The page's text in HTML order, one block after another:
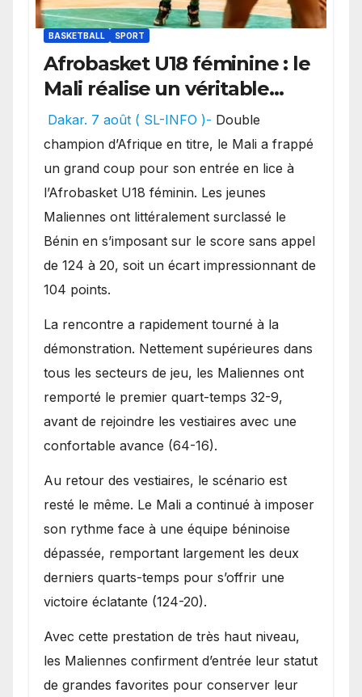
BASKETBALL SPORT
Afrobasket U18 féminine : le
Mali réalise un véritable
festival offensif et inflige
une lourde défaite au
Bénin.
Dakar. 7 août ( SL-INFO )- Double
champion d’Afrique en titre, le Mali a frappé
un grand coup pour son entrée en lice à
l’Afrobasket U18 féminin. Les jeunes
Maliennes ont littéralement surclassé le
Bénin en s’imposant sur le score sans appel
de 124 à 20, soit un écart impressionnant de
104 points.
La rencontre a rapidement tourné à la
démonstration. Nettement supérieures dans
tous les secteurs de jeu, les Maliennes ont
remporté le premier quart-temps 32-9,
avant de rejoindre les vestiaires avec une
confortable avance (64-16).
Au retour des vestiaires, le scénario est
resté le même. Le Mali a continué à imposer
son rythme face à une équipe béninoise
dépassée, remportant largement les deux
derniers quarts-temps pour s’offrir une
victoire éclatante (124-20).
Avec cette prestation de très haut niveau,
les Maliennes confirment d’entrée leur statut
de grandes favorites pour conserver leur